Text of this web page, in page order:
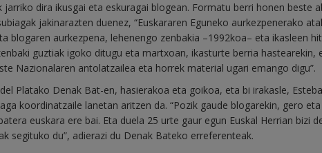
jarriko dira ikusgai eta eskuragai blogean. Formatu berri honen beste
jakinarazten duenez, “Euskararen Eguneko aurkezpenerako
blogaren aurkezpena, lehenengo zenbakia –1992koa– eta ikasleen
guztiak igoko ditugu eta martxoan, ikasturte berria hastearekin,
Nazionalaren antolatzailea eta horrek material ugari emango digu”.
Platako Denak Bat-en, hasierakoa eta goikoa, eta bi irakasle,
koordinatzaile lanetan aritzen da. “Pozik gaude blogarekin, gero
euskara ere bai. Eta duela 25 urte gaur egun Euskal Herrian bizi
segituko du”, adierazi du Denak Bateko erreferenteak.